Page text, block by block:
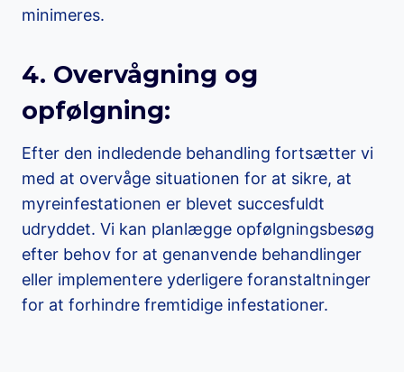
minimeres.
4. Overvågning og
opfølgning:
Efter den indledende behandling fortsætter vi
med at overvåge situationen for at sikre, at
myreinfestationen er blevet succesfuldt
udryddet. Vi kan planlægge opfølgningsbesøg
efter behov for at genanvende behandlinger
eller implementere yderligere foranstaltninger
for at forhindre fremtidige infestationer.